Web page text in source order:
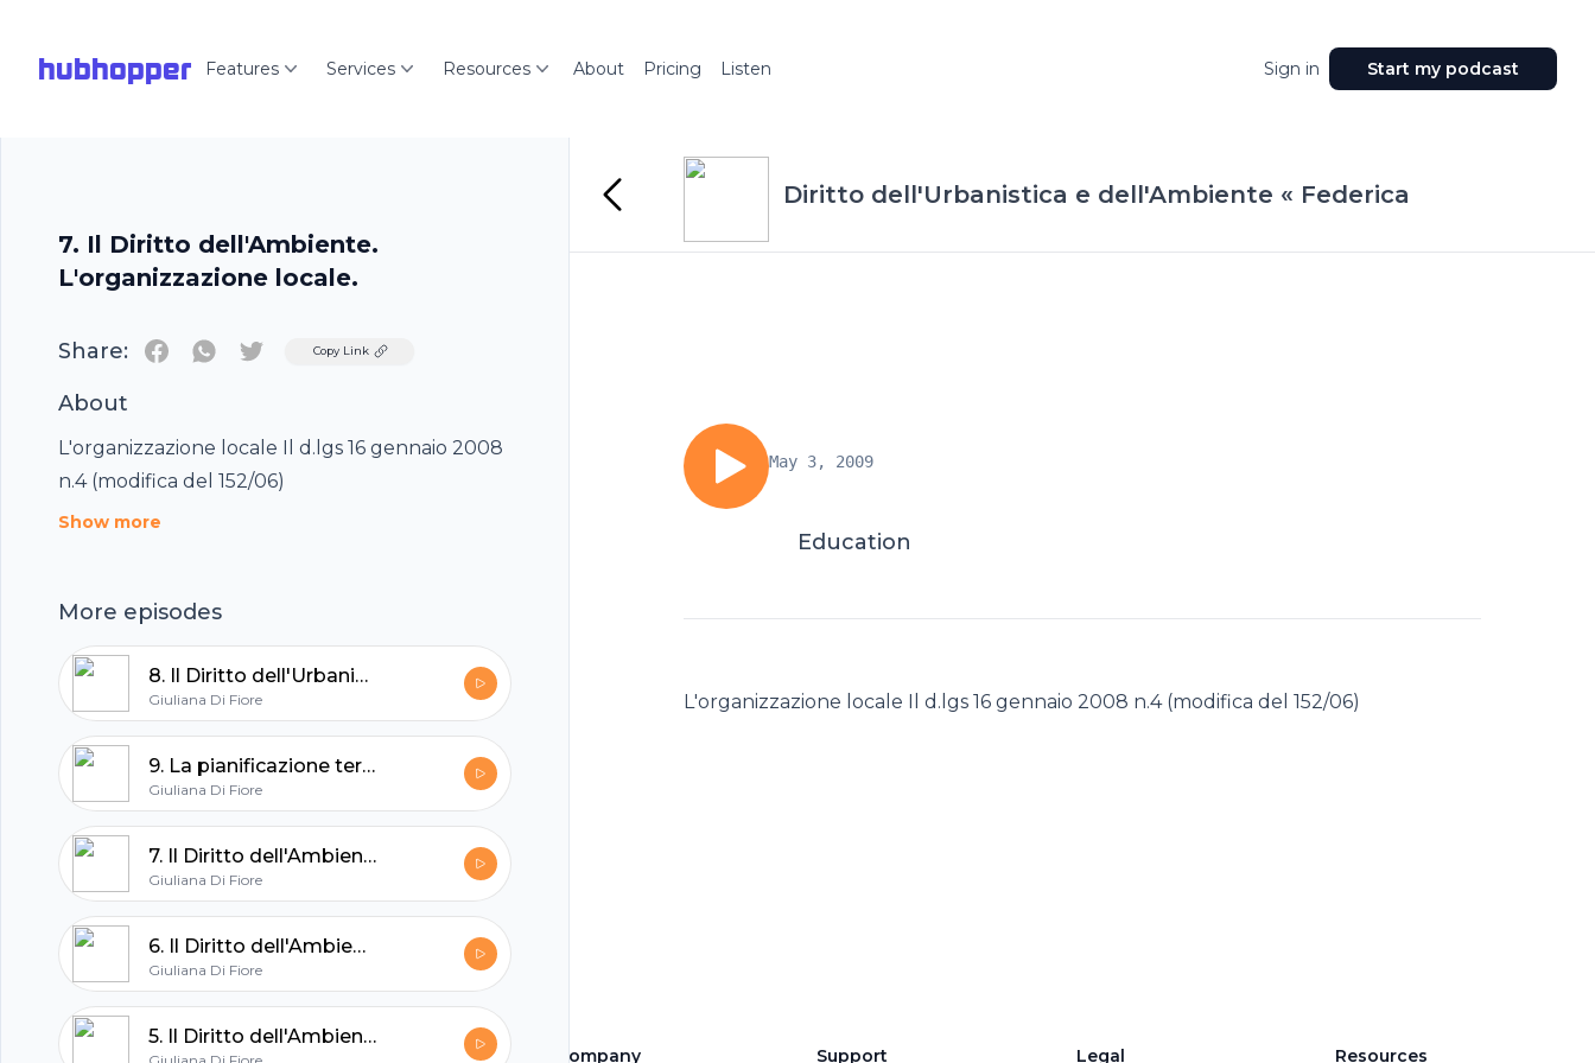
hubhopper Features Services Resources About Pricing Listen Sign in Start my podcast
7. Il Diritto dell'Ambiente.
L'organizzazione locale.
Share: TwitterCopy Link
About
L'organizzazione locale Il d.lgs 16 gennaio 2008
n.4 (modifica del 152/06)
Show more
More episodes
8. Il Diritto dell'Urbanistica. Urbanistica e governo del territorio
Giuliana Di Fiore
9. La pianificazione territoriale
Giuliana Di Fiore
7. Il Diritto dell'Ambiente. L'organizzazione locale.
Giuliana Di Fiore
6. Il Diritto dell'Ambiente. L'organizzazione centrale.
Giuliana Di Fiore
5. Il Diritto dell'Ambiente. I livelli di governo nella materia dell'ambiente.
Diritto dell'Urbanistica e dell'Ambiente « Federica
May 3, 2009
Education
L'organizzazione locale Il d.lgs 16 gennaio 2008 n.4 (modifica del 152/06)
Company Support Legal Resources